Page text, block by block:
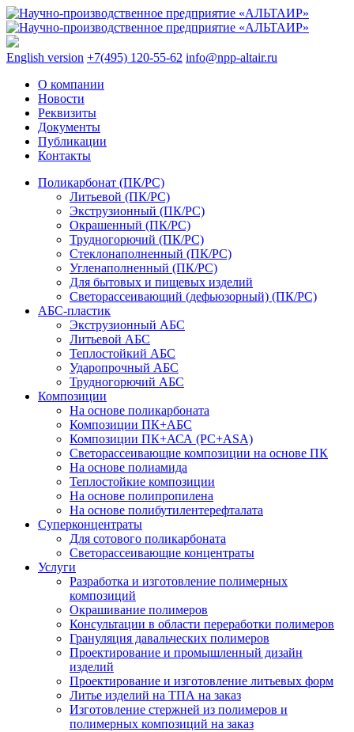
English version +7(495) 120-55-62 info@npp-altair.ru
О компании
Новости
Реквизиты
Документы
Публикации
Контакты
Поликарбонат (ПК/PC)
Литьевой (ПК/PC)
Экструзионный (ПК/PC)
Окрашенный (ПК/PC)
Трудногорючий (ПК/PC)
Стеклонаполненный (ПК/PC)
Угленаполненный (ПК/PC)
Для бытовых и пищевых изделий
Светорассеивающий (дефьюзорный) (ПК/PC)
АБС-пластик
Экструзионный АБС
Литьевой АБС
Теплостойкий АБС
Ударопрочный АБС
Трудногорючий АБС
Композиции
На основе поликарбоната
Композиции ПК+АБС
Композиции ПК+АСА (PC+ASA)
Светорассеивающие композиции на основе ПК
На основе полиамида
Теплостойкие композиции
На основе полипропилена
На основе полибутилентерефталата
Суперконцентраты
Для сотового поликарбоната
Светорассеивающие концентраты
Услуги
Разработка и изготовление полимерных
композиций
Окрашивание полимеров
Консультации в области переработки полимеров
Грануляция давальческих полимеров
Проектирование и промышленный дизайн
изделий
Проектирование и изготовление литьевых форм
Литье изделий на ТПА на заказ
Изготовление стержней из полимеров и
полимерных композиций на заказ